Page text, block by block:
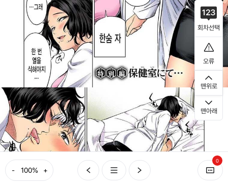
- +
0
회차선택
오류
맨위로
맨아래